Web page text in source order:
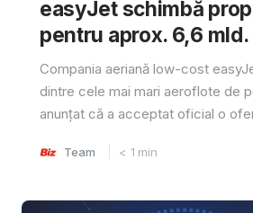
easyJet schimbă
pentru aprox. 6,6 mld.
Compania aeriană low-cost
dintre cele mai mari aeroflote de
anunțat că a acceptat oficial o
Team < 1 min